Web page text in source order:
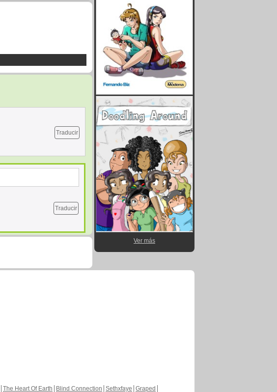
Traducir
Traducir
Ver más
The Heart Of Earth Blind Connection Sethxfaye Graped